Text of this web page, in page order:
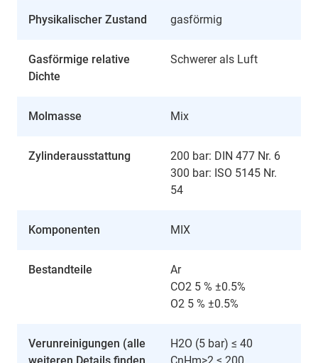
Physikalischer Zustand gasförmig
Gasförmige relative
Dichte
Schwerer als Luft
Molmasse Mix
Zylinderausstattung
200 bar: DIN 477 Nr. 6
300 bar: ISO 5145 Nr.
54
Komponenten MIX
Bestandteile
Ar
CO2 5 % ±0.5%
O2 5 % ±0.5%
Verunreinigungen (alle
weiteren Details finden
H2O (5 bar) ≤ 40
CnHm>2 ≤ 200